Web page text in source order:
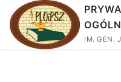
IM. GEN.